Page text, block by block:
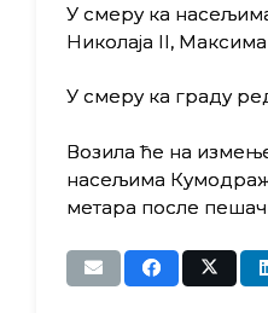
У смеру ка
Николаја II,
У смеру ка граду
Возила ће на
насељима Кумодраж
метара после